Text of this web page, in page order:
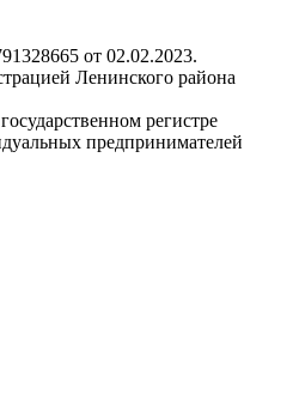
от 02.02.2023.
Ленинского района
регистре
предпринимателей